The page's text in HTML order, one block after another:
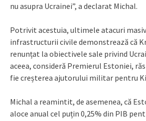
nu asupra Ucrainei”, a declarat Michal.
Potrivit acestuia, ultimele atacuri
infrastructurii civile demonstrează că
renunțat la obiectivele sale privind
aceea, consideră Premierul Estoniei,
fie creșterea ajutorului militar pentru
Michal a reamintit, de asemenea, că
aloce anual cel puțin 0,25% din PIB